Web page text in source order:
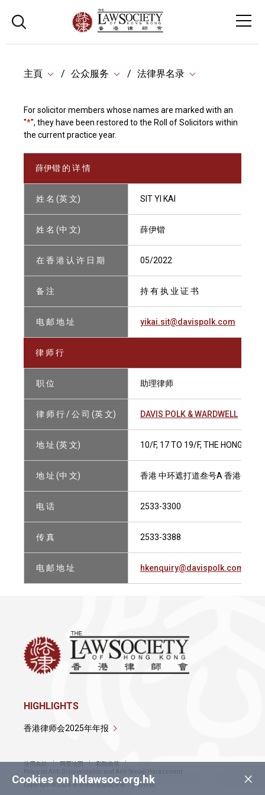
主頁 公众服务 法律界名录
For solicitor members whose names are marked with an
"*", they have been restored to the Roll of Solicitors within
the current practice year.
薛伊锴 的 详 情
姓 名 (英 文) SIT YI KAI
姓 名 (中 文) 薛伊锴
在 香 港 认 许 日 期 05/2022
备 注 持 有 执 业 证 书
电 邮 地 址 yikai.sit@davispolk.com
律 师 行
职 位 助理律师
律 师 行 / 公 司 (英 文) DAVIS POLK & WARDWELL
地 址 (英 文) 10/F, 17 TO 19/F, THE HONG
地 址 (中 文) 香港 中环遮打道叁号A 香港会所
电 话 2533-3300
传 真 2533-3388
电 邮 地 址 hkenquiry@davispolk.com
×
Cookies on hklawsoc.org.hk
HIGHLIGHTS
香港律师会2025年年报
使用条款 网页地图
私隐政策
Policy on Anti-Discrimination and Anti-Sexual Harassment
Copyright © 2026 香港律师会版权所有，不得转载